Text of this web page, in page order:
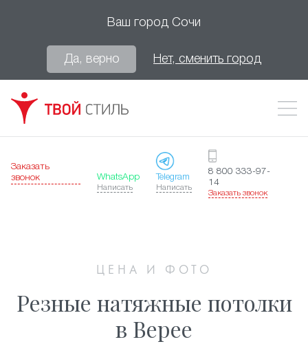
Ваш город Сочи
Да, верно Нет, сменить город
Заказать
звонок
WhatsApp
Написать
Telegram
Написать
8 800 333-97-
14
Заказать звонок
ЦЕНА И ФОТО
Резные натяжные потолки
в Верее